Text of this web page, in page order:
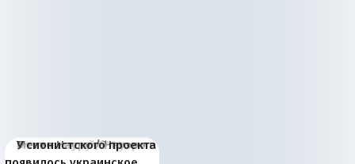
Киевская марионетка
В России назрели
Миграционный пожар
Россия начинает
Россия зимой 1904
Русская нация вчера и
Почему правый крах в
Место Науру / Науэро в
У сионистского проекта